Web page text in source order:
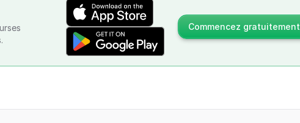
Commencez gratuitement